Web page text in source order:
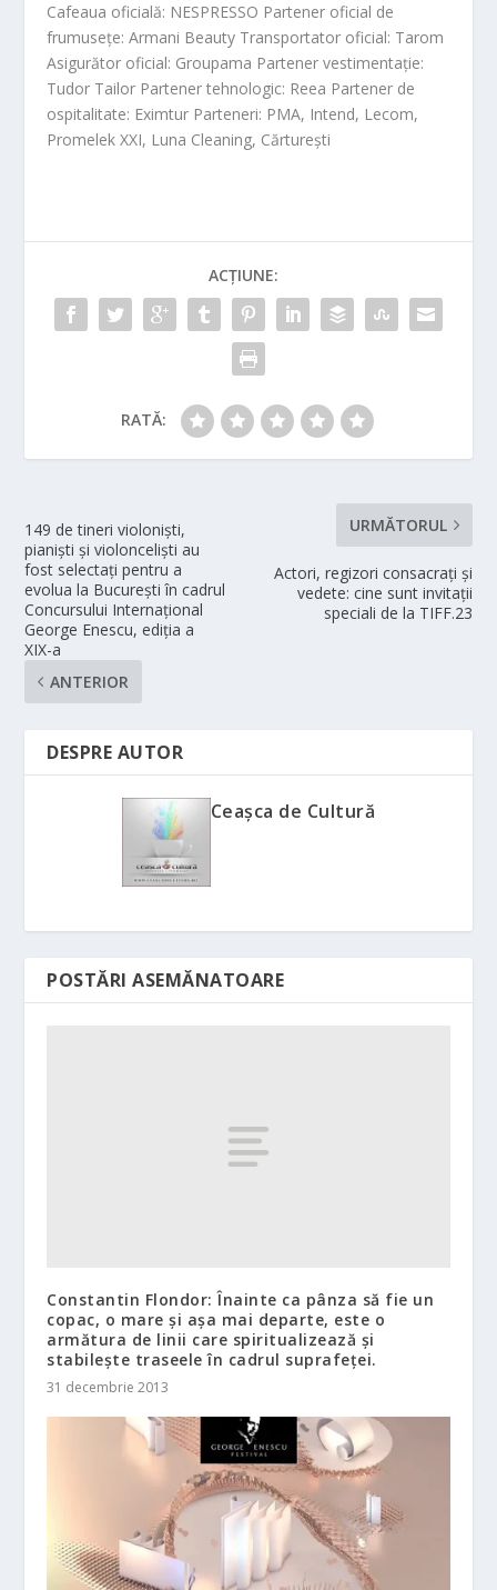
Cafeaua oficială: NESPRESSO Partener oficial de
frumusețe: Armani Beauty Transportator oficial: Tarom
Asigurător oficial: Groupama Partener vestimentație:
Tudor Tailor Partener tehnologic: Reea Partener de
ospitalitate: Eximtur Parteneri: PMA, Intend, Lecom,
Promelek XXI, Luna Cleaning, Cărturești
ACȚIUNE:
RATĂ:
149 de tineri violoniști,
pianiști și violonceliști au
fost selectați pentru a
evolua la București în cadrul
Concursului Internațional
George Enescu, ediția a
XIX-a
ANTERIOR
URMĂTORUL
Actori, regizori consacrați și
vedete: cine sunt invitații
speciali de la TIFF.23
DESPRE AUTOR
Ceașca de Cultură
POSTĂRI ASEMĂNATOARE
Constantin Flondor: Înainte ca pânza să fie un
copac, o mare şi aşa mai departe, este o
armătura de linii care spiritualizează şi
stabileşte traseele în cadrul suprafeţei.
31 decembrie 2013